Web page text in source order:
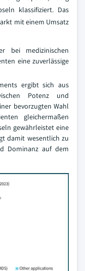
klassifiziert. Das
mit einem Umsatz
bei medizinischen
eine zuverlässige
ergibt sich aus
Potenz und
bevorzugten Wahl
gleichermaßen
gewährleistet eine
damit wesentlich zu
Dominanz auf dem